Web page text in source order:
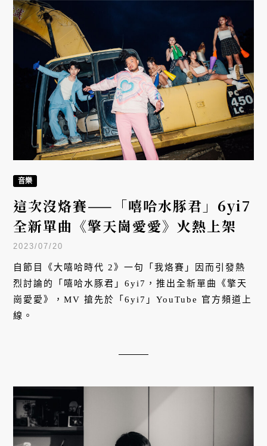
音樂
這次沒烙賽——「嘻哈水豚君」6yi7
全新單曲《擎天崗愛愛》火熱上架
2023/07/20
自節目《大嘻哈時代 2》一句「我烙賽」因而引發熱
烈討論的「嘻哈水豚君」6yi7，推出全新單曲《擎天
崗愛愛》，MV 搶先於「6yi7」YouTube 官方頻道上
線。